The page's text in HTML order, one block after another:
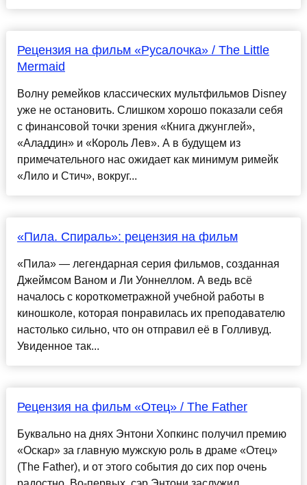
Рецензия на фильм «Русалочка» / The Little
Mermaid
Волну ремейков классических мультфильмов Disney
уже не остановить. Слишком хорошо показали себя
с финансовой точки зрения «Книга джунглей»,
«Аладдин» и «Король Лев». А в будущем из
примечательного нас ожидает как минимум римейк
«Лило и Стич», вокруг...
«Пила. Спираль»: рецензия на фильм
«Пила» — легендарная серия фильмов, созданная
Джеймсом Ваном и Ли Уоннеллом. А ведь всё
началось с короткометражной учебной работы в
киношколе, которая понравилась их преподавателю
настолько сильно, что он отправил её в Голливуд.
Увиденное так...
Рецензия на фильм «Отец» / The Father
Буквально на днях Энтони Хопкинс получил премию
«Оскар» за главную мужскую роль в драме «Отец»
(The Father), и от этого события до сих пор очень